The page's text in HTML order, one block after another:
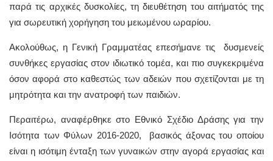
παρά τις αρχικές δυσκολίες, τη διευθέτηση του αιτήματός της
για σωρευτική χορήγηση του μειωμένου ωραρίου.
Ακολούθως, η Γενική Γραμματέας επεσήμανε τις δυσμενείς
συνθήκες εργασίας στον ιδιωτικό τομέα, και πιο συγκεκριμένα
όσον αφορά στο καθεστώς των αδειών που σχετίζονται με τη
μητρότητα και την ανατροφή των παιδιών.
Περαιτέρω, αναφέρθηκε στο Εθνικό Σχέδιο Δράσης για την
Ισότητα των Φύλων 2016-2020, βασικός άξονας του οποίου
είναι η ισότιμη ένταξη των γυναικών στην αγορά εργασίας και